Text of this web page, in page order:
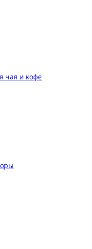
чая и кофе